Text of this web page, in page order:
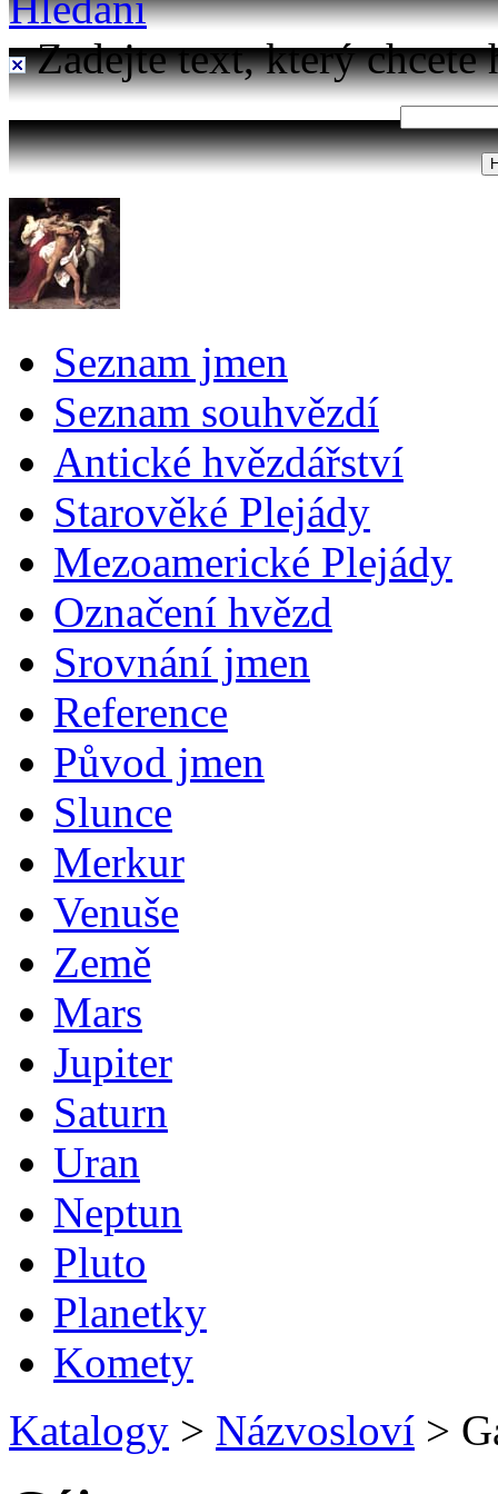
Zadejte text, který chcete
Seznam jmen
Seznam souhvězdí
Antické hvězdářství
Starověké Plejády
Mezoamerické Plejády
Označení hvězd
Srovnání jmen
Reference
Původ jmen
Slunce
Merkur
Venuše
Země
Mars
Jupiter
Saturn
Uran
Neptun
Pluto
Planetky
Komety
Katalogy > Názvosloví >